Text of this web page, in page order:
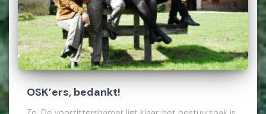
OSK’ers, bedankt!